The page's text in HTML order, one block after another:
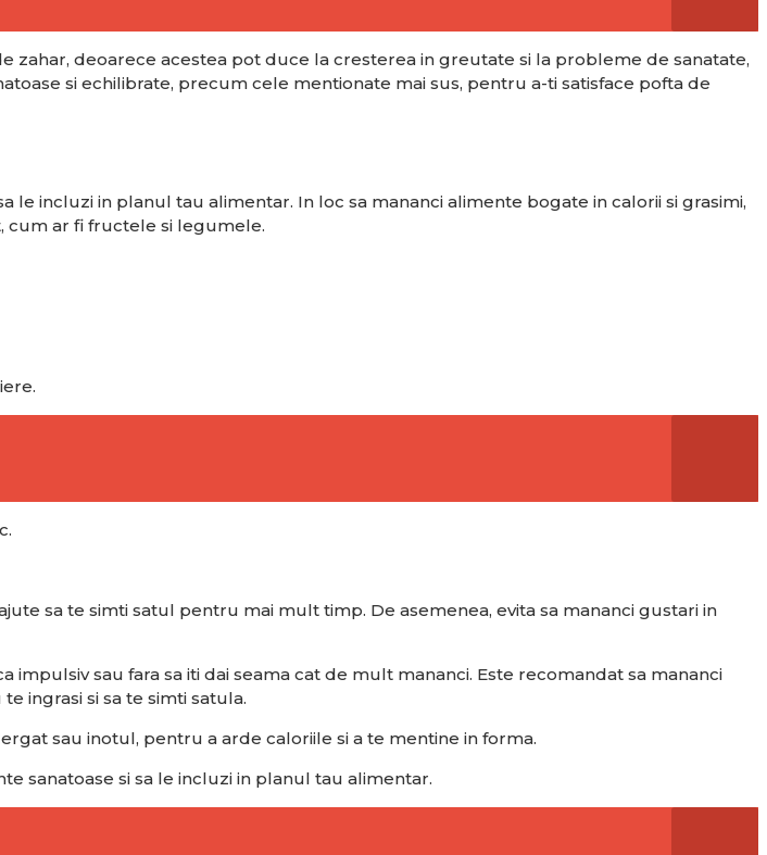
deoarece acestea pot duce la cresterea in greutate si la probleme de sanatate,
si echilibrate, precum cele mentionate mai sus, pentru a-ti satisface pofta de
incluzi in planul tau alimentar. In loc sa mananci alimente bogate in calorii si grasimi,
cum ar fi fructele si legumele.
sa te simti satul pentru mai mult timp. De asemenea, evita sa mananci gustari in
sau fara sa iti dai seama cat de mult mananci. Este recomandat sa mananci
ingrasi si sa te simti satula.
sau inotul, pentru a arde caloriile si a te mentine in forma.
sanatoase si sa le incluzi in planul tau alimentar.